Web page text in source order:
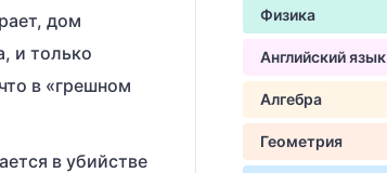
дом
и только
в «грешном
в убийстве
Физика
Английский язык
Алгебра
Геометрия